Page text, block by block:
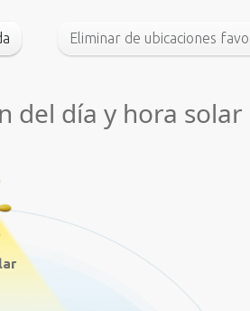
Eliminar de ubicaciones
del día y hora solar